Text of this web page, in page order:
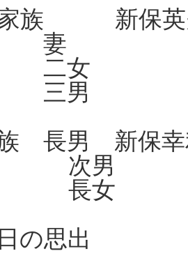
家族 新
八代
比
男
族 長男 新
忠
美
の思出